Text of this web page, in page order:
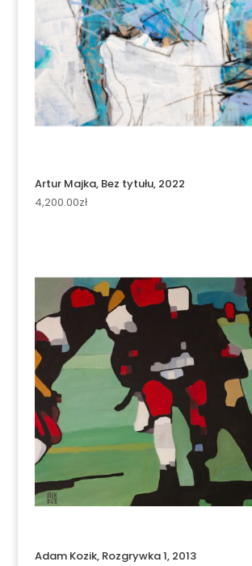
Artur Majka, Bez tytułu, 2022
4,200.00zł
Adam Kozik, Rozgrywka 1, 2013